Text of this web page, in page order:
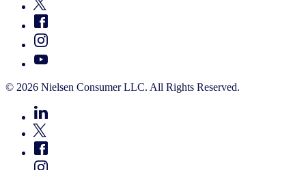
© 2026 Nielsen Consumer LLC. All Rights Reserved.